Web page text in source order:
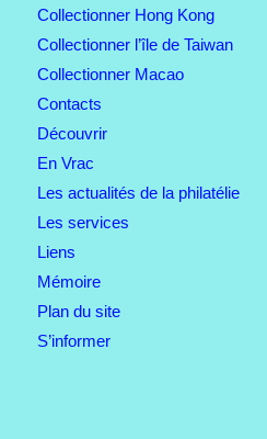
Collectionner Hong Kong
Collectionner l’île de Taiwan
Collectionner Macao
Contacts
Découvrir
En Vrac
Les actualités de la philatélie
Les services
Liens
Mémoire
Plan du site
S’informer